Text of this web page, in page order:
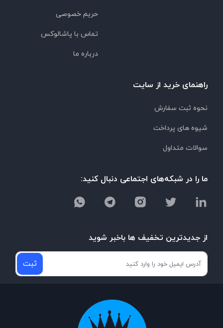
حریم خصوصی
تماس با پاشالوکس
درباره ما
راهنمای خرید از سایت
نحوه ثبت سفارش
شیوه های پرداخت
سوالات متداول
ما را در شبکه‌های اجتماعی دنبال کنید:
از جدیدترین تخفیف ها باخبر شوید
ثبت